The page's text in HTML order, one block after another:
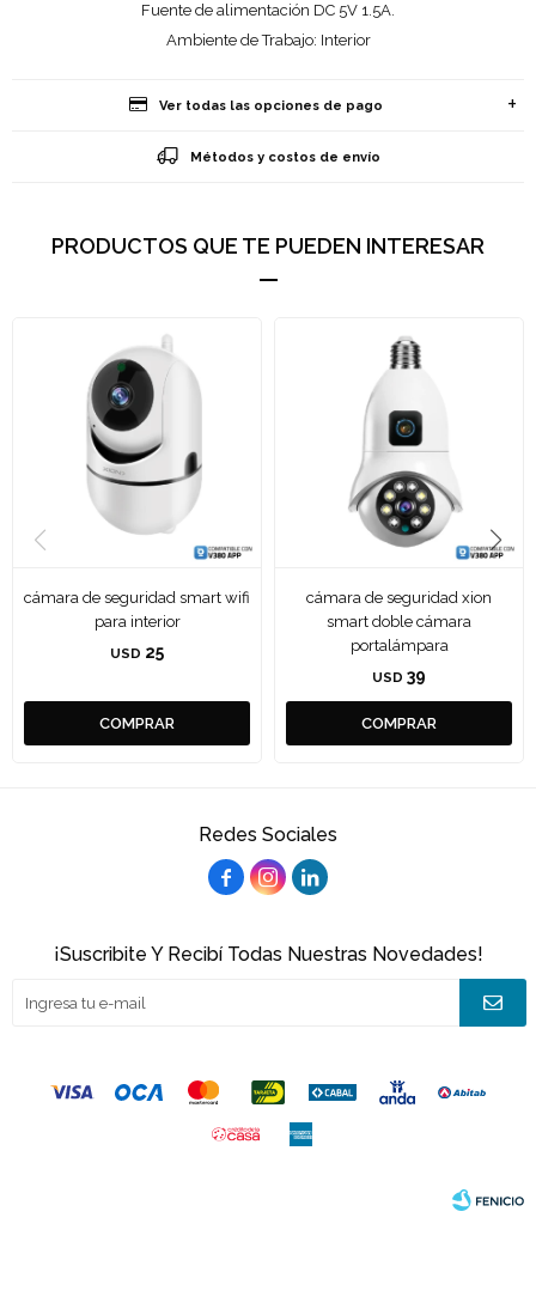
Fuente de alimentación DC 5V 1.5A.
Ambiente de Trabajo: Interior
Ver todas las opciones de pago
Métodos y costos de envío
PRODUCTOS QUE TE PUEDEN INTERESAR
cámara de seguridad smart wifi
para interior
USD 25
cámara de seguridad xion
smart doble cámara
portalámpara
USD 39
Redes Sociales
  
¡Suscribite Y Recibí Todas Nuestras Novedades!